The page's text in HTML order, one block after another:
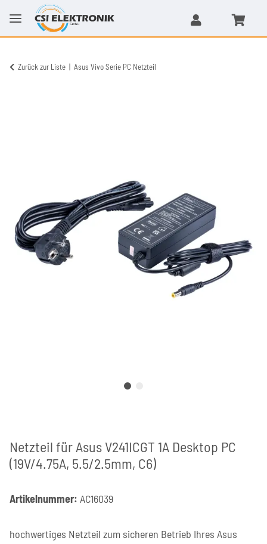
Zurück zur Liste Asus Vivo Serie PC Netzteil
Netzteil für Asus V241ICGT 1A Desktop PC
(19V/4.75A, 5.5/2.5mm, C6)
Artikelnummer: AC16039
hochwertiges Netzteil zum sicheren Betrieb Ihres Asus